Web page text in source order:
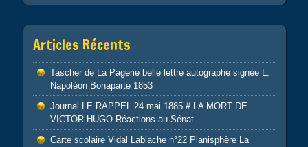
Articles Récents
Tascher de La Pagerie belle lettre autographe signée L.
Napoléon Bonaparte 1853
Journal LE RAPPEL 24 mai 1885 # LA MORT DE
VICTOR HUGO Réactions au Sénat
Carte scolaire Vidal Lablache n°22 Planisphère La